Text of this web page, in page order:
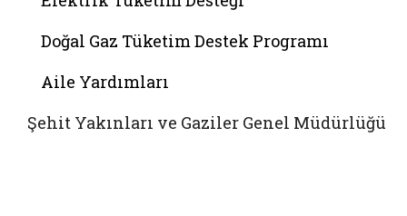
Doğal Gaz Tüketim Destek Programı
Aile Yardımları
Şehit Yakınları ve Gaziler Genel Müdürlüğü